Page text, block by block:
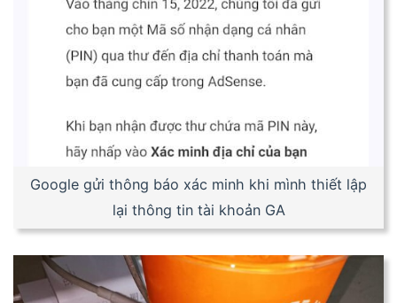
Google gửi thông báo xác minh khi mình thiết lập
lại thông tin tài khoản GA